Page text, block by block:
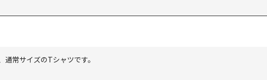
常サイズのTシャツです。